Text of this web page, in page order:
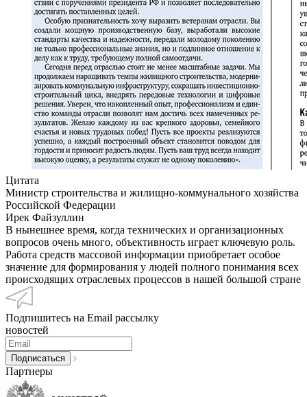
Цитата
Министр строительства и жилищно-коммунального хозяйства
Российской Федерации
Ирек Файзуллин
В нынешнее время, когда технических и организационных
вопросов очень много, объективность играет ключевую роль.
Работа средств массовой информации приобретает особое
значение для формирования у людей полного понимания всех
происходящих отраслевых процессов в нашей большой стране
Подпишитесь на Email рассылку
новостей
Партнеры